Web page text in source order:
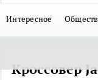
Интересное
Кроссовер